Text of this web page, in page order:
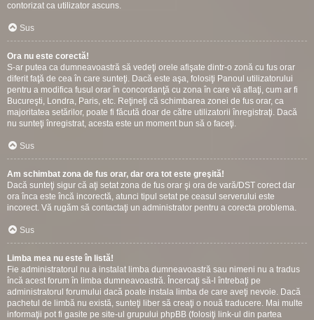
contorizat ca utilizator ascuns.
Sus
Ora nu este corectă!
S-ar putea ca dumneavoastră să vedeţi orele afişate dintr-o zonă cu fus orar
diferit faţă de cea în care sunteţi. Dacă este aşa, folosiţi Panoul utilizatorului
pentru a modifica fusul orar în concordanţă cu zona în care vă aflaţi, cum ar fi
Bucureşti, Londra, Paris, etc. Reţineţi că schimbarea zonei de fus orar, ca
majoritatea setărilor, poate fi făcută doar de către utilizatorii înregistraţi. Dacă
nu sunteţi înregistrat, acesta este un moment bun să o faceţi.
Sus
Am schimbat zona de fus orar, dar ora tot este greşită!
Dacă sunteţi sigur că aţi setat zona de fus orar şi ora de vară/DST corect dar
ora înca este încă incorectă, atunci tipul setat pe ceasul serverului este
incorect. Vă rugăm să contactaţi un administrator pentru a corecta problema.
Sus
Limba mea nu este în listă!
Fie administratorul nu a instalat limba dumneavoastră sau nimeni nu a tradus
încă acest forum în limba dumneavoastră. Încercaţi să-l întrebaţi pe
administratorul forumului dacă poate instala limba de care aveţi nevoie. Dacă
pachetul de limbă nu există, sunteţi liber să creaţi o nouă traducere. Mai multe
informaţii pot fi gasite pe site-ul grupului phpBB (folosiţi link-ul din partea